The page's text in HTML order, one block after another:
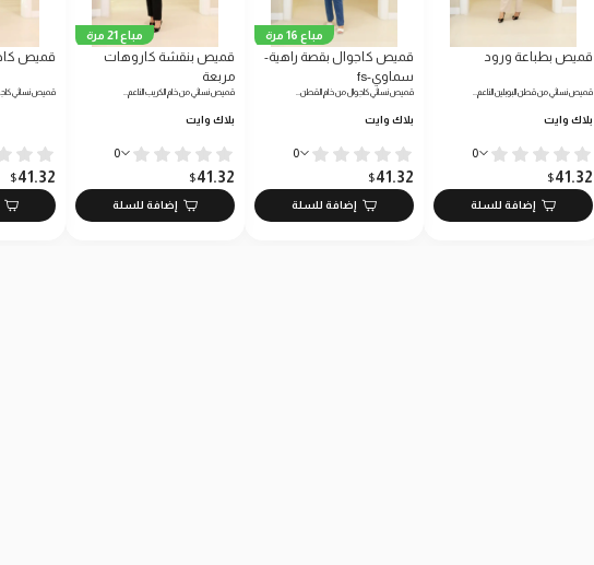
قميص بطباعة ورود
قميص نسائي من قطن البوبلين الناعم…
بلاك وايت
0
41.32
$
إضافة للسلة
مباع 16 مرة
قميص كاجوال بقصة راهية-
سماوي-fs
قميص نسائي كاجوال من خام القطن…
بلاك وايت
0
41.32
$
إضافة للسلة
مباع 21 مرة
قميص بنقشة كاروهات
مربعة
قميص نسائي من خام الكريب الناعم…
بلاك وايت
0
41.32
$
إضافة للسلة
قميص
قميص نسائي
41.32
$